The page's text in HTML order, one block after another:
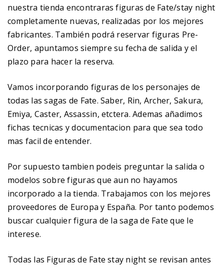
nuestra tienda encontraras figuras de Fate/stay night
completamente nuevas, realizadas por los mejores
fabricantes. También podrá reservar figuras Pre-
Order, apuntamos siempre su fecha de salida y el
plazo para hacer la reserva.
Vamos incorporando figuras de los personajes de
todas las sagas de Fate. Saber, Rin, Archer, Sakura,
Emiya, Caster, Assassin, etctera. Ademas añadimos
fichas tecnicas y documentacion para que sea todo
mas facil de entender.
Por supuesto tambien podeis preguntar la salida o
modelos sobre figuras que aun no hayamos
incorporado a la tienda. Trabajamos con los mejores
proveedores de Europa y España. Por tanto podemos
buscar cualquier figura de la saga de Fate que le
interese.
Todas las Figuras de Fate stay night se revisan antes